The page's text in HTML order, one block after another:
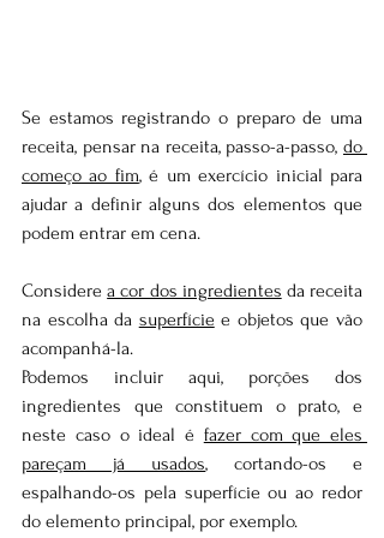
Se estamos registrando o preparo de uma
receita, pensar na receita, passo-a-passo, do
começo ao fim, é um exercício inicial para
ajudar a definir alguns dos elementos que
podem entrar em cena.
Considere a cor dos ingredientes da receita
na escolha da superfície e objetos que vão
acompanhá-la.
Podemos incluir aqui, porções dos
ingredientes que constituem o prato, e
neste caso o ideal é fazer com que eles
pareçam já usados, cortando-os e
espalhando-os pela superfície ou ao redor
do elemento principal, por exemplo.